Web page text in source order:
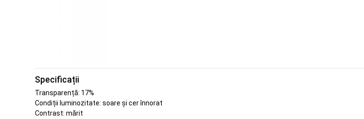
Specificații
Transparență: 17%
Condiții luminozitate: soare și cer înnorat
Contrast: mărit